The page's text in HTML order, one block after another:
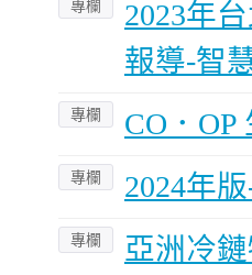
專欄
2023年
報導-智
專欄 CO．
專欄 2024年
專欄 亞洲冷